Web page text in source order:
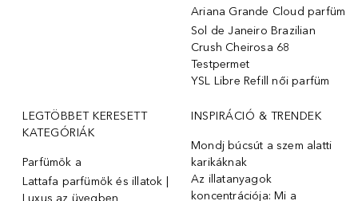
Ariana Grande Cloud parfüm
Sol de Janeiro Brazilian
Crush Cheirosa 68
Testpermet
YSL Libre Refill női parfüm
LEGTÖBBET KERESETT
KATEGÓRIÁK
Parfümök ️a
Lattafa parfümök és illatok |
Luxus az üvegben
INSPIRÁCIÓ & TRENDEK
Mondj búcsút a szem alatti
karikáknak
Az illatanyagok
koncentrációja: Mi a